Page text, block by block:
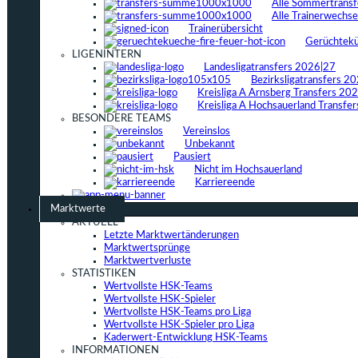
Alle
Alle
Trainerübersicht
LIGENINTERN
Landesligatransfers 2026|27
Bezirksligatransfers
Kreisliga A Arnsberg Transfers
Kreisliga A Hochsauerland
BESONDERE TEAMS
Vereinslos
Unbekannt
Pausiert
Nicht im Hochsauerland
Karriereende
Marktwerte
AKTUELL
Letzte Marktwertänderungen
Marktwertsprünge
Marktwertverluste
STATISTIKEN
Wertvollste HSK-Teams
Wertvollste HSK-Spieler
Wertvollste HSK-Teams pro Liga
Wertvollste HSK-Spieler pro Liga
Kaderwert-Entwicklung HSK-Teams
INFORMATIONEN